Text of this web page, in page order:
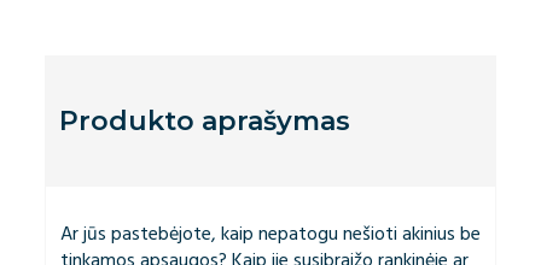
Produkto aprašymas
Ar jūs pastebėjote, kaip nepatogu nešioti akinius be